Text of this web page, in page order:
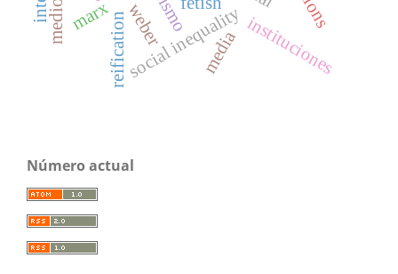
social inequality
weber instituciones
reification
marx
media
Número actual